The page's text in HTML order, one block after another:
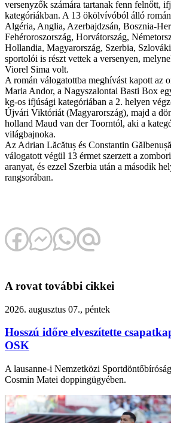
versenyzők számára tartanak fenn felnőtt,
kategóriákban. A 13 ökölvívóból álló
Algéria, Anglia, Azerbajdzsán, Bosznia-
Fehéroroszország, Horvátország,
Hollandia, Magyarország, Szerbia,
sportolói is részt vettek a versenyen,
Viorel Sima volt.
A román válogatottba meghívást kapott az
Maria Andor, a Nagyszalontai Basti Box
kg-os ifjúsági kategóriában a 2. helyen
Újvári Viktóriát (Magyarország), majd a
holland Maud van der Toorntól, aki a
világbajnoka.
Az Adrian Lăcătuș és Constantin
válogatott végül 13 érmet szerzett a
aranyat, és ezzel Szerbia után a második
rangsorában.
A rovat további cikkei
2026. augusztus 07., péntek
Hosszú időre elveszítette
OSK
A lausanne-i Nemzetközi
Cosmin Matei doppingügyében.